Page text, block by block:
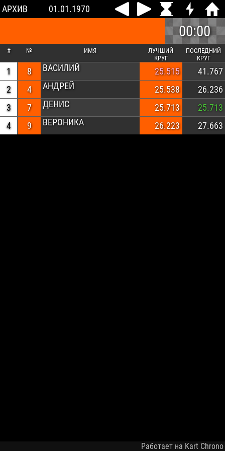
АРХИВ 01.01.1970
00:00
# № ИМЯ
ЛУЧШИЙ
КРУГ
ПОСЛЕДНИЙ
КРУГ
1 8 ВАСИЛИЙ 25.515
41.767
2
4 АНДРЕЙ 25.538
26.236
3
7 ДЕНИС 25.713
25.713
4
9 ВЕРОНИКА 26.223 27.663
Работает на Kart Chrono